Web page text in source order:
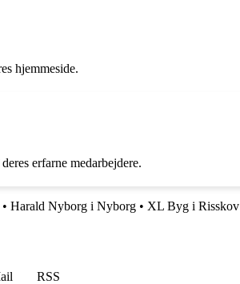
hjemmeside.
erfarne medarbejdere.
• Harald Nyborg i Nyborg • XL Byg i Risskov
RSS